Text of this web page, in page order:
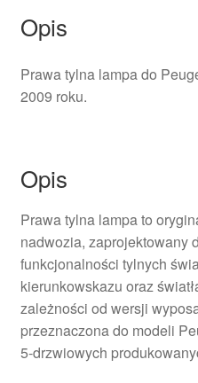
Opis
Prawa tylna lampa do
2009 roku.
Opis
Prawa tylna lampa to
nadwozia, zaprojektowany
funkcjonalności tylnych
kierunkowskazu oraz
zależności od wersji
przeznaczona do modeli
5-drzwiowych